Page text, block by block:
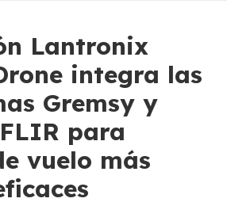
Lantronix
integra las
Gremsy y
para
vuelo más